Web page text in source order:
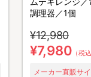
調理器／1個
¥12,980
¥7,980 （税込
メーカー直販サ